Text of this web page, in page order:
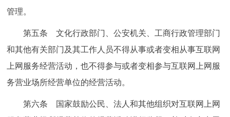
管理。
第五条 文化行政部门、公安机关、工商行政管理部门
和其他有关部门及其工作人员不得从事或者变相从事互联网
上网服务经营活动，也不得参与或者变相参与互联网上网服
务营业场所经营单位的经营活动。
第六条 国家鼓励公民、法人和其他组织对互联网上网